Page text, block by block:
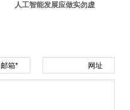
人工智能发展应做实勿虚
邮箱* 网址